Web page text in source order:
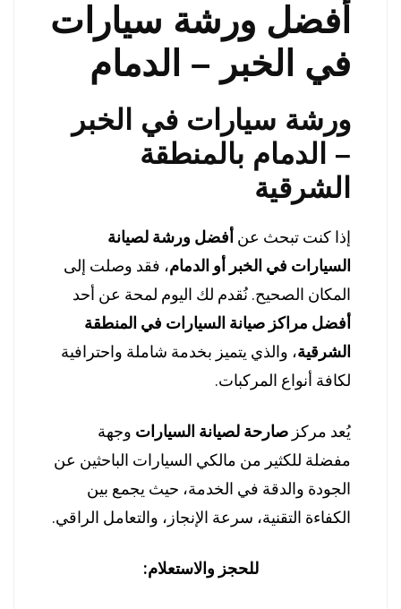
أفضل ورشة سيارات
في الخبر – الدمام
ورشة سيارات في الخبر
– الدمام بالمنطقة
الشرقية
إذا كنت تبحث عن أفضل ورشة لصيانة
السيارات في الخبر أو الدمام، فقد وصلت إلى
المكان الصحيح. نُقدم لك اليوم لمحة عن أحد
أفضل مراكز صيانة السيارات في المنطقة
الشرقية، والذي يتميز بخدمة شاملة واحترافية
لكافة أنواع المركبات.
يُعد مركز صارحة لصيانة السيارات وجهة
مفضلة للكثير من مالكي السيارات الباحثين عن
الجودة والدقة في الخدمة، حيث يجمع بين
الكفاءة التقنية، سرعة الإنجاز، والتعامل الراقي.
للحجز والاستعلام: